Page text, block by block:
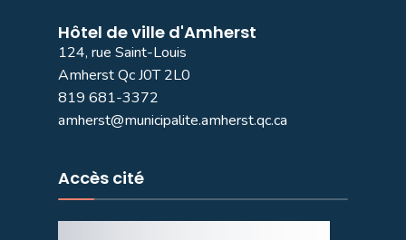
Hôtel de ville d'Amherst
124, rue Saint-Louis
Amherst Qc J0T 2L0
819 681-3372
amherst@municipalite.amherst.qc.ca
Accès cité